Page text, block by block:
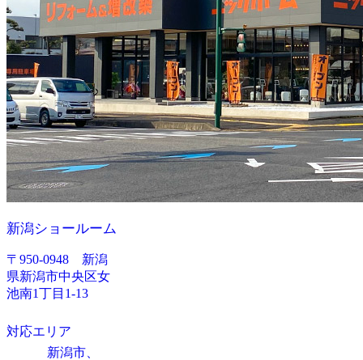
新潟ショールーム
〒950-0948 新潟
県新潟市中央区女
池南1丁目1-13
対応エリア
新潟市、